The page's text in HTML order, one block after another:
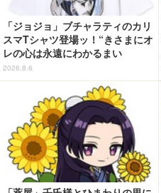
「ジョジョ」ブチャラティのカリ
スマTシャツ登場ッ！“きさまにオ
レの心は永遠にわかるまい
ッ！”や感動のクライマックスを
デザイン
2026.8.6